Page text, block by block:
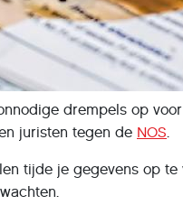
drempels op
juristen tegen de NOS.
tijde je gegevens op